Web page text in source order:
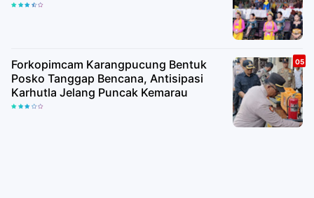
Forkopimcam Karangpucung Bentuk
Posko Tanggap Bencana, Antisipasi
Karhutla Jelang Puncak Kemarau